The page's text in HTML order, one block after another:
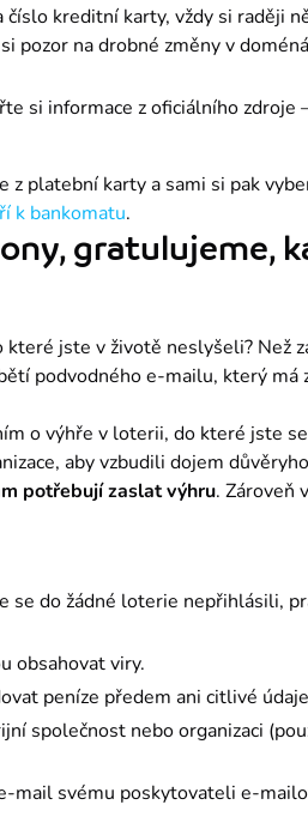
číslo kreditní karty, vždy si raději
pozor na drobné změny v
si informace z oficiálního zdroje
platební karty a sami si pak
k bankomatu.
gratulujeme,
jste v životě neslyšeli? Než
podvodného e-mailu, který má
o výhře v loterii, do které jste
aby vzbudili dojem
potřebují zaslat výhru. Zároveň
do žádné loterie nepřihlásili,
obsahovat viry.
peníze předem ani citlivé
společnost nebo organizaci
svému poskytovateli e-